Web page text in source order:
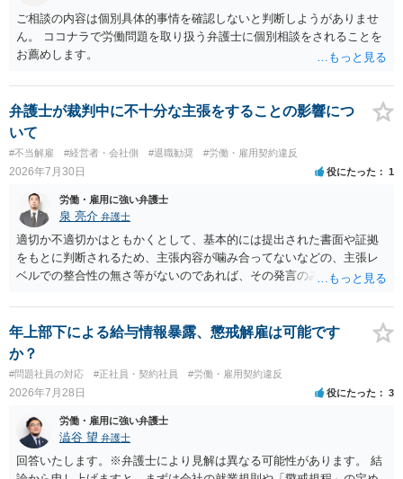
す。 争点は、契約類型が雇用か業務委託か、実態として労働者性があ
るか、解除事由が双方にどう定められているか、違約金の算定根拠が
合理的か、という複数論点に分かれます。契約前なら、交渉のパワー
コストを抑えやすいので、資料等を持参の上弁護士に確認されること
をお勧めします。 ・事務所側の解除でも、解除理由によってはタレン
ト側に損害賠償が発生する建付けになっていることはあります。ただ
し、事務所側が一方的に解除したのにタレントへ違約金を課す設計
は、合理性や対価性を欠くとして争いやすいです。逆に、タレント側
の重大な契約違反がある場合は、実損害の範囲で請求される可能性は
あります。
ご相談の内容は個別具体的事情を確認しないと判断しようがありませ
ん。 ココナラで労働問題を取り扱う弁護士に個別相談をされることを
お薦めします。
弁護士が裁判中に不十分な主張をすることの影響につ
いて
#不当解雇 #経営者・会社側 #退職勧奨 #労働・雇用契約違反
2026年7月30日 役にたった 1
労働・雇用に強い弁護士
泉 亮介 弁護士
適切か不適切かはともかくとして、基本的には提出された書面や証拠
をもとに判断されるため、主張内容が噛み合ってないなどの、主張レ
ベルでの整合性の無さ等がないのであれば、その発言のみで大きく不
年上部下による給与情報暴露、懲戒解雇は可能です
か？
#問題社員の対応 #正社員・契約社員 #労働・雇用契約違反
2026年7月28日 役にたった 3
労働・雇用に強い弁護士
澁谷 望 弁護士
回答いたします。※弁護士により見解は異なる可能性があります。 結